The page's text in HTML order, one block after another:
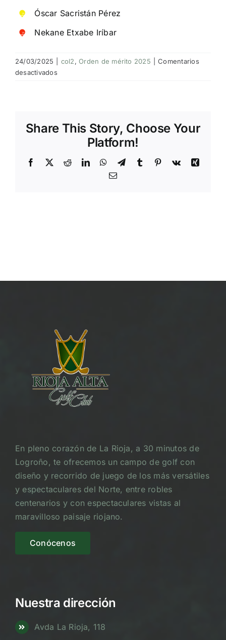
Óscar Sacristán Pérez
Nekane Etxabe Iríbar
24/03/2025 col2,Orden de mérito 2025
Comentarios
desactivadosen
Share This Story, Choose Your
Platform!
Facebook
X RedditLinkedInWhatsApp
TelegramTumblr Pinterest
Vk
Xing
Email
En pleno corazón de La Rioja, a 30 minutos de
Logroño, te ofrecemos un campo de golf con
diseño y recorrido de juego de los más versátiles
y espectaculares del Norte, entre robles
centenarios y con espectaculares vistas al
maravilloso paisaje riojano.
Conócenos
Nuestra dirección
Avda La Rioja, 118